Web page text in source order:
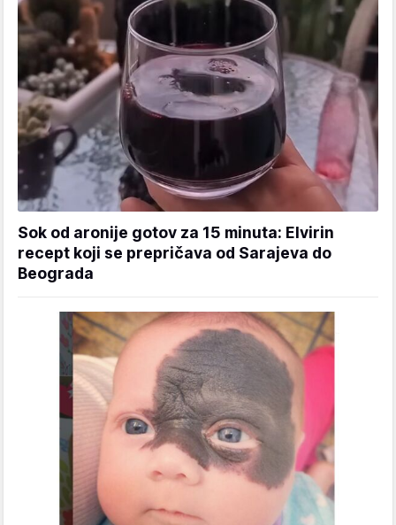
Sok od aronije gotov za 15 minuta: Elvirin
recept koji se prepričava od Sarajeva do
Beograda